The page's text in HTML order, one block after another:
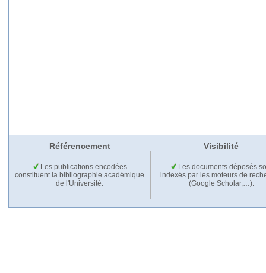
Référencement Visibilité
Les publications encodées
constituent la bibliographie académique
de l'Université.
Les documents déposés
indexés par les moteurs de
(Google Scholar,…).